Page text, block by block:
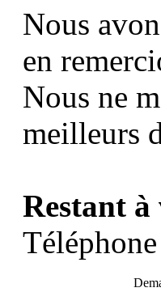
Nous
en
Nous ne
meilleurs
Restant